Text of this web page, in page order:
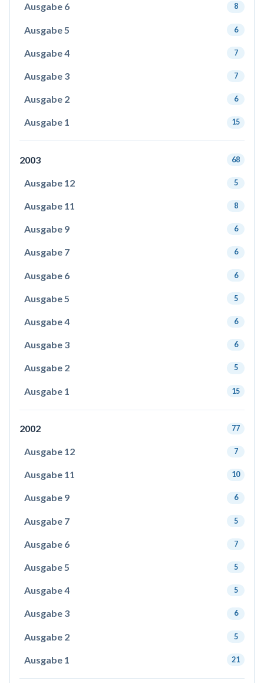
Ausgabe 6 8
Ausgabe 5 6
Ausgabe 4 7
Ausgabe 3 7
Ausgabe 2 6
Ausgabe 1 15
2003 68
Ausgabe 12 5
Ausgabe 11 8
Ausgabe 9 6
Ausgabe 7 6
Ausgabe 6 6
Ausgabe 5 5
Ausgabe 4 6
Ausgabe 3 6
Ausgabe 2 5
Ausgabe 1 15
2002 77
Ausgabe 12 7
Ausgabe 11 10
Ausgabe 9 6
Ausgabe 7 5
Ausgabe 6 7
Ausgabe 5 5
Ausgabe 4 5
Ausgabe 3 6
Ausgabe 2 5
Ausgabe 1 21